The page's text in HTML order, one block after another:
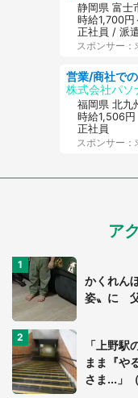
静岡県 富士
時給1,700円
正社員 / 派
スポンサー：
株式会社パソ
福岡県 北九
時給1,506円
正社員
スポンサー：
ア
かくれん
姿〟に 父
「上野
まま『や
さま...」